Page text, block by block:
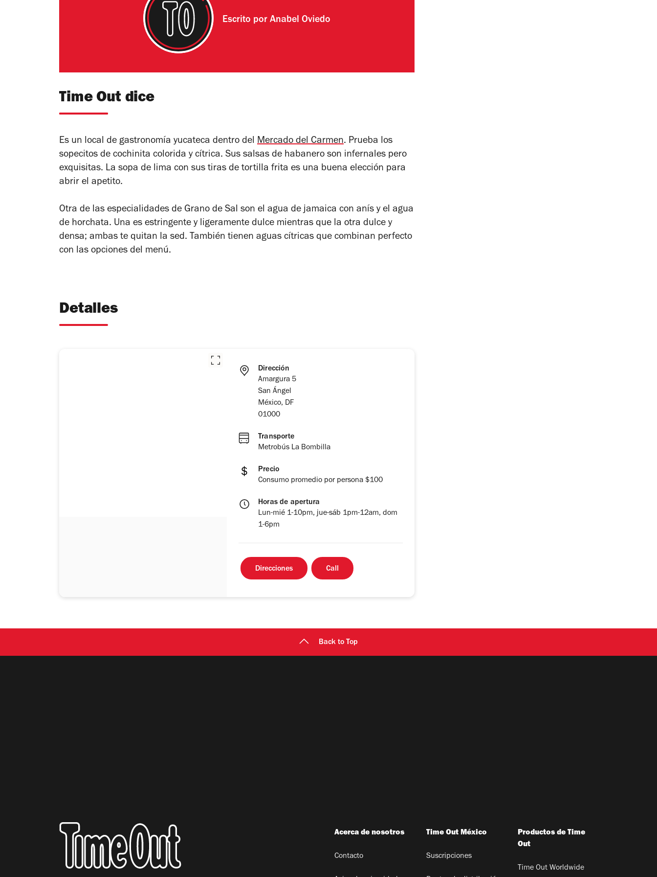
Escrito por Anabel Oviedo
Time Out dice
Es un local de gastronomía yucateca dentro del Mercado del Carmen. Prueba los
sopecitos de cochinita colorida y cítrica. Sus salsas de habanero son infernales pero
exquisitas. La sopa de lima con sus tiras de tortilla frita es una buena elección para
abrir el apetito.
Otra de las especialidades de Grano de Sal son el agua de jamaica con anís y el agua
de horchata. Una es estringente y ligeramente dulce mientras que la otra dulce y
densa; ambas te quitan la sed. También tienen aguas cítricas que combinan perfecto
con las opciones del menú.
Detalles
Dirección
Amargura 5
San Ángel
México, DF
01000
Transporte
Metrobús La Bombilla
Precio
Consumo promedio por persona $100
Horas de apertura
Lun-mié 1-10pm, jue-sáb 1pm-12am, dom
1-6pm
Direcciones Call
Back to Top
Acerca de nosotros
Contacto
Time Out México
Suscripciones
Productos de Time
Out
Time Out Worldwide